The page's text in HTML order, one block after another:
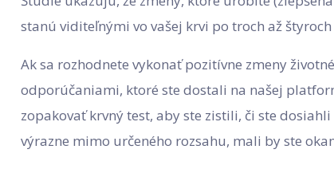
stanú viditeľnými vo vašej krvi po troch až štyroch
Ak sa rozhodnete vykonať pozitívne zmeny
odporúčaniami, ktoré ste dostali na našej
zopakovať krvný test, aby ste zistili, či ste
výrazne mimo určeného rozsahu, mali by ste